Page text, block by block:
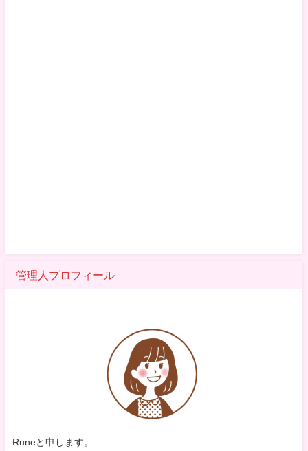
管理人プロフィール
Runeと申します。